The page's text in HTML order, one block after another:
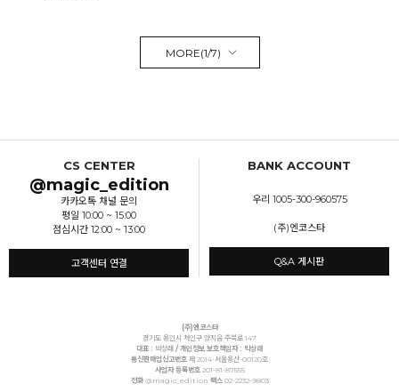
MORE(1/7)
CS CENTER
@magic_edition
카카오톡 채널 문의
평일 10:00 ~ 15:00
점심시간 12:00 ~ 13:00
고객센터 연결
BANK ACCOUNT
우리 1005-300-960575
(주)엔코스타
Q&A 게시판
(주)엔코스타
경기도 용인시 처인구 양지읍 주북로 147
대표 : 박상래 / 개인정보 보호책임자 : 박상래
통신판매업신고번호 제 2014-서울용산-00120호
사업자 등록번호201-81-87555
전화@magic_edition 팩스02-2232-9803